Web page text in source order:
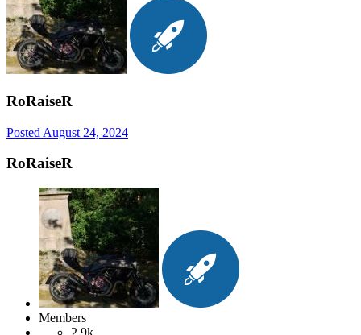
RoRaiseR
Posted August 24, 2024
RoRaiseR
Members
2.9k